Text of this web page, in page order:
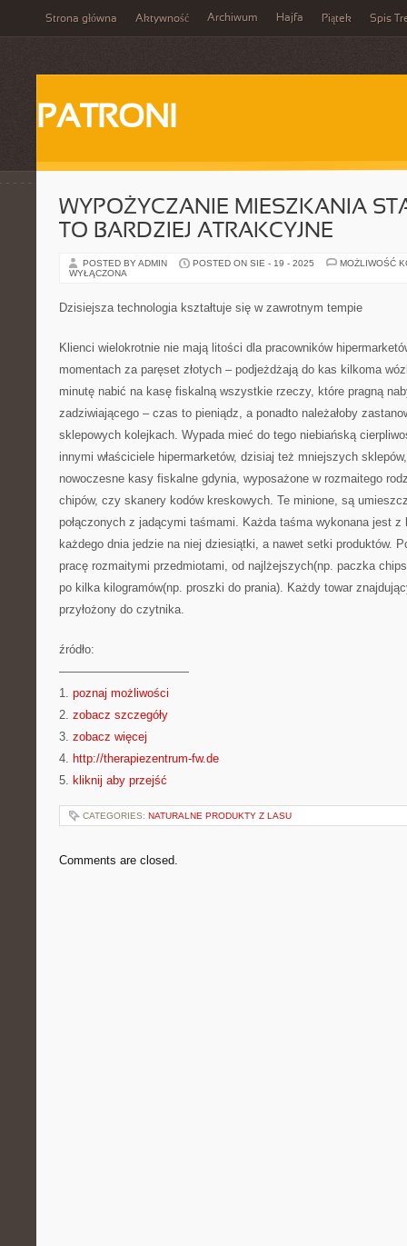
Strona główna Aktywność Archiwum Hajfa Piątek Spis
PATRONI
WYPOŻYCZANIE MIESZKANIA
TO BARDZIEJ ATRAKCYJNE
POSTED BY ADMIN POSTED ON SIE - 19 - 2025
MOŻLIWOŚĆ
WYŁĄCZONA
Dzisiejsza technologia kształtuje się w zawrotnym tempie
Klienci wielokrotnie nie mają litości dla pracowników
momentach za paręset złotych – podjeżdżają do kas kilkoma
minutę nabić na kasę fiskalną wszystkie rzeczy, które pragną
zadziwiającego – czas to pieniądz, a ponadto należałoby
sklepowych kolejkach. Wypada mieć do tego niebiańską
innymi właściciele hipermarketów, dzisiaj też mniejszych
nowoczesne kasy fiskalne gdynia, wyposażone w rozmaitego
chipów, czy skanery kodów kreskowych. Te minione, są
połączonych z jadącymi taśmami. Każda taśma wykonana jest z
każdego dnia jedzie na niej dziesiątki, a nawet setki produktów.
pracę rozmaitymi przedmiotami, od najlżejszych(np. paczka
po kilka kilogramów(np. proszki do prania). Każdy towar
przyłożony do czytnika.
źródło:
———————————
1. poznaj możliwości
2. zobacz szczegóły
3. zobacz więcej
4. http://therapiezentrum-fw.de
5. kliknij aby przejść
CATEGORIES: NATURALNE PRODUKTY Z LASU
Comments are closed.